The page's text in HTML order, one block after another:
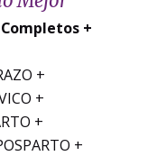
+
+
+
+
+